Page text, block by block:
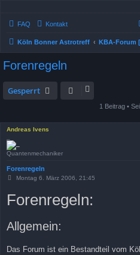
FAQ Kontakt
Köln Bonner Astrotreff KBA-Forum
Forenregeln
Gesperrt
1 Beitrag •
Andreas Ivens
Quantenmechaniker
Forenregeln
B
t
g
Montag 6. März 2006, 21:45
Forenregeln:
Allgemein:
Das Forum ist ein Bestandteil vom